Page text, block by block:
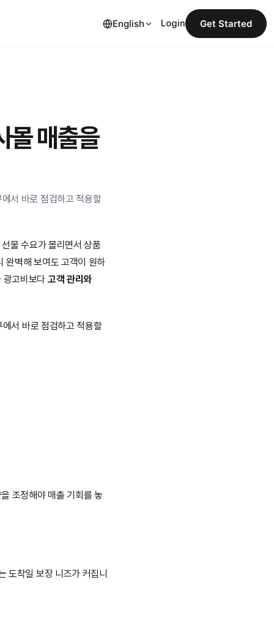
English Login Get Started
몰 매출을
서 바로 점검하고 적용할
물 수요가 몰리면서 상품
완벽해 보여도 고객이 원하
광고비보다 고객 관리와
서 바로 점검하고 적용할
조정해야 매출 기회를 놓
도착일 보장 니즈가 커집니